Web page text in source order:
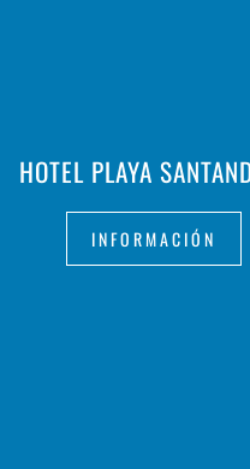
HOTEL PLAYA
INFORMACIÓN